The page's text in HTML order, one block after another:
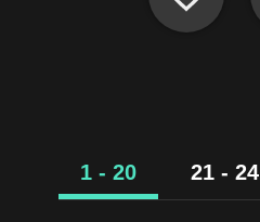
1 - 20 21 - 24